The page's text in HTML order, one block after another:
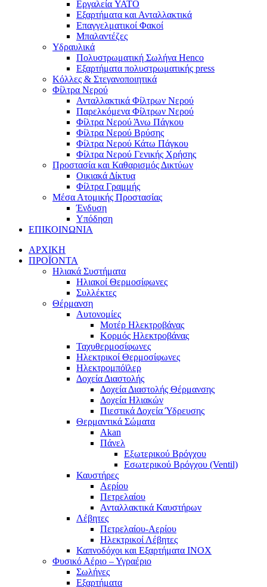
Εργαλεία YATO
Εξαρτήματα και Ανταλλακτικά
Επαγγελματικοί Φακοί
Μπαλαντέζες
Υδραυλικά
Πολυστρωματική Σωλήνα Henco
Εξαρτήματα πολυστρωματικής press
Κόλλες & Στεγανοποιητικά
Φίλτρα Νερού
Ανταλλακτικά Φίλτρων Νερού
Παρελκόμενα Φίλτρων Νερού
Φίλτρα Νερού Άνω Πάγκου
Φίλτρα Νερού Βρύσης
Φίλτρα Νερού Κάτω Πάγκου
Φίλτρα Νερού Γενικής Χρήσης
Προστασία και Καθαρισμός Δικτύων
Οικιακά Δίκτυα
Φίλτρα Γραμμής
Μέσα Ατομικής Προστασίας
Ένδυση
Υπόδηση
ΕΠΙΚΟΙΝΩΝΙΑ
ΑΡΧΙΚΗ
ΠΡΟΪΟΝΤΑ
Ηλιακά Συστήματα
Ηλιακοί Θερμοσίφωνες
Συλλέκτες
Θέρμανση
Αυτονομίες
Μοτέρ Ηλεκτροβάνας
Κορμός Ηλεκτροβάνας
Ταχυθερμοσίφωνες
Ηλεκτρικοί Θερμοσίφωνες
Ηλεκτρομπόϊλερ
Δοχεία Διαστολής
Δοχεία Διαστολής Θέρμανσης
Δοχεία Ηλιακών
Πιεστικά Δοχεία Ύδρευσης
Θερμαντικά Σώματα
Akan
Πάνελ
Εξωτερικού Βρόγχου
Εσωτερικού Βρόγχου (Ventil)
Καυστήρες
Αερίου
Πετρελαίου
Ανταλλακτικά Καυστήρων
Λέβητες
Πετρελαίου-Αερίου
Ηλεκτρικοί Λέβητες
Καπνοδόχοι και Εξαρτήματα ΙΝΟΧ
Φυσικό Αέριο – Υγραέριο
Σωλήνες
Εξαρτήματα